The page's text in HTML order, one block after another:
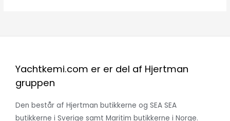
Yachtkemi.com er er del af Hjertman
gruppen
Den består af Hjertman butikkerne og SEA SEA
butikkerne i Sverige samt Maritim butikkerne i Norge.